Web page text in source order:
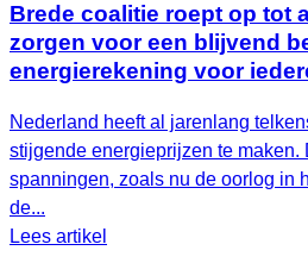
Brede coalitie roept op tot
zorgen voor een blijvend
energierekening voor
Nederland heeft al jarenlang
stijgende energieprijzen te maken.
spanningen, zoals nu de oorlog in
de...
Lees artikel